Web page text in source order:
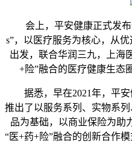
会上，平安健康正式发布
s”，以医疗服务为核心，从
出发，联合华润三九，上海
+险”融合的医疗健康生态
据悉，早在2021年，平安
推出了以服务系列、实物系
品为基础，以商业保险为助
“医+药+险”融合的创新合作